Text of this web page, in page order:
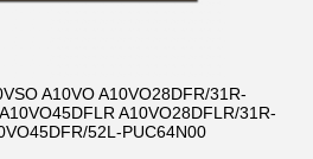
A10VO A10VO28DFR/31R-
A10VO28DFLR/31R-
52L-PUC64N00